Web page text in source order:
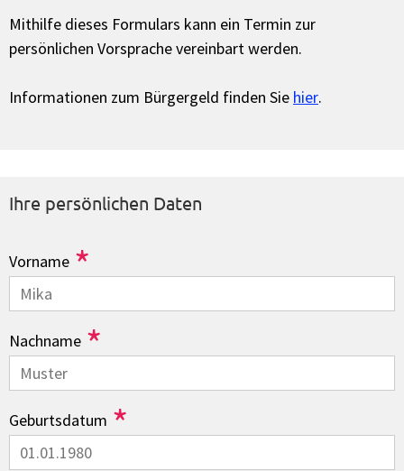
Mithilfe dieses Formulars kann ein Termin zur
persönlichen Vorsprache vereinbart werden.
Informationen zum Bürgergeld finden Sie hier.
Ihre persönlichen Daten
Vorname *
Nachname *
Geburtsdatum *